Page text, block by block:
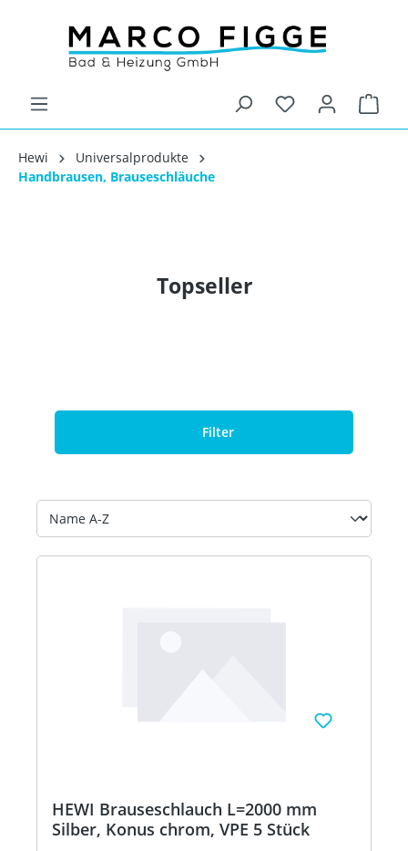
Hewi
Universalprodukte
Handbrausen, Brauseschläuche
Topseller
Filter
HEWI Brauseschlauch L=2000 mm
Silber, Konus chrom, VPE 5 Stück